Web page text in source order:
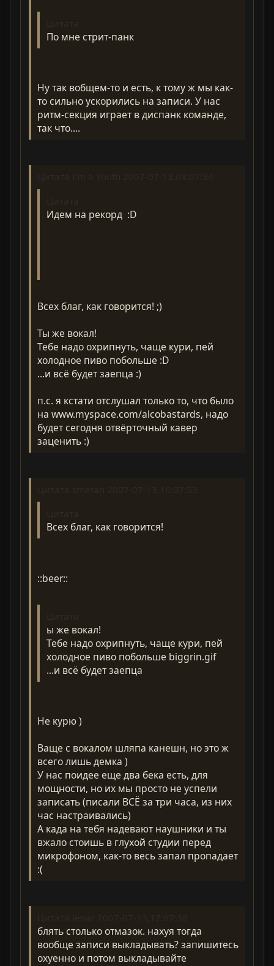
По мне стрит-панк
Ну так вобщем-то и есть, к тому ж мы как-
то сильно ускорились на записи. У нас
ритм-секция играет в диспанк команде,
так что....
Идем на рекорд :D
Всех благ, как говорится! ;)
Ты же вокал!
Тебе надо охрипнуть, чаще кури, пей
холодное пиво побольше :D
...и всё будет заепца :)
п.с. я кстати отслушал только то, что было
на www.myspace.com/alcobastards, надо
будет сегодня отвёрточный кавер
заценить :)
Всех благ, как говорится!
::beer::
ы же вокал!
Тебе надо охрипнуть, чаще кури, пей
холодное пиво побольше biggrin.gif
...и всё будет заепца
Не курю )
Ваще с вокалом шляпа канешн, но это ж
всего лишь демка )
У нас поидее еще два бека есть, для
мощности, но их мы просто не успели
записать (писали ВСЁ за три часа, из них
час настраивались)
А када на тебя надевают наушники и ты
вжало стоишь в глухой студии перед
микрофоном, как-то весь запал пропадает
:(
блять столько отмазок. нахуя тогда
вообще записи выкладывать? запишитесь
охуенно и потом выкладывайте